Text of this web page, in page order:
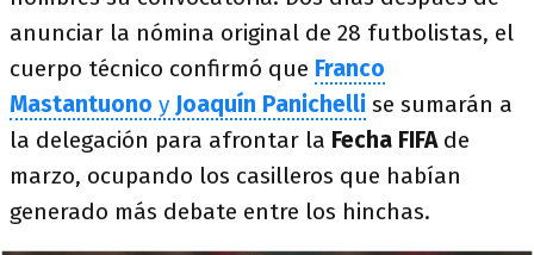
anunciar la nómina original de 28 futbolistas, el
cuerpo técnico confirmó que Franco
Mastantuono y Joaquín Panichelli se sumarán a
la delegación para afrontar la Fecha FIFAde
marzo, ocupando los casilleros que habían
generado más debate entre los hinchas.